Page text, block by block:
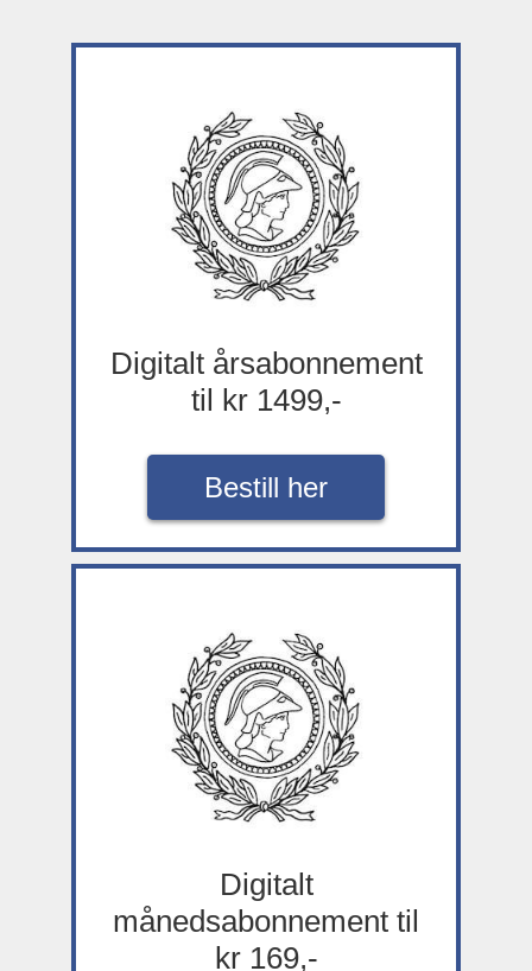
Digitalt årsabonnement
til kr 1499,-
Bestill her
Digitalt
månedsabonnement til
kr 169,-